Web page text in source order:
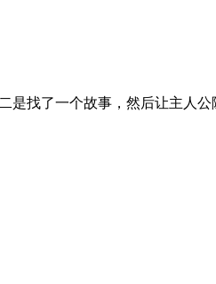
是找了一个故事，然后让主人